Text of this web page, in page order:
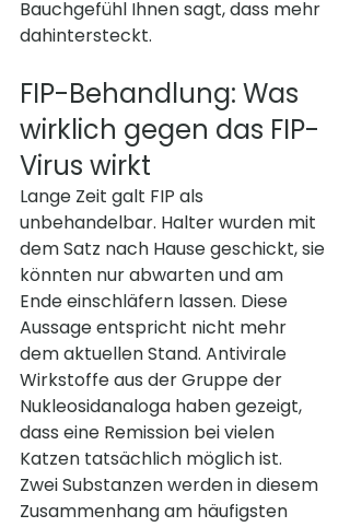
Bauchgefühl Ihnen sagt, dass mehr
dahintersteckt.
FIP-Behandlung: Was
wirklich gegen das FIP-
Virus wirkt
Lange Zeit galt FIP als
unbehandelbar. Halter wurden mit
dem Satz nach Hause geschickt, sie
könnten nur abwarten und am
Ende einschläfern lassen. Diese
Aussage entspricht nicht mehr
dem aktuellen Stand. Antivirale
Wirkstoffe aus der Gruppe der
Nukleosidanaloga haben gezeigt,
dass eine Remission bei vielen
Katzen tatsächlich möglich ist.
Zwei Substanzen werden in diesem
Zusammenhang am häufigsten